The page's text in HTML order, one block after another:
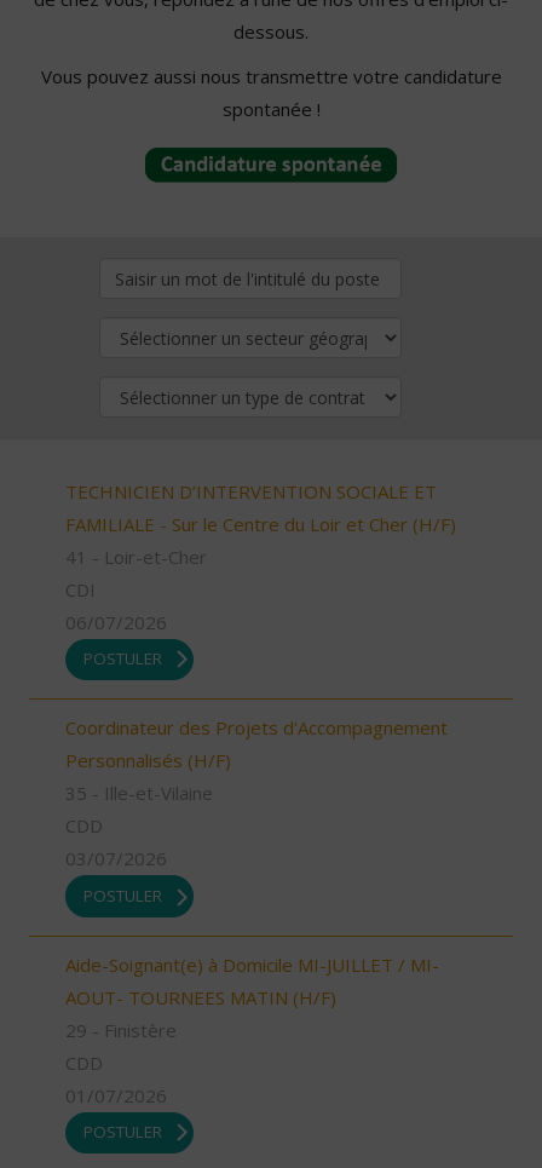
dessous.
Vous pouvez aussi nous transmettre votre candidature
spontanée !
TECHNICIEN D’INTERVENTION SOCIALE ET
FAMILIALE - Sur le Centre du Loir et Cher (H/F)
41 - Loir-et-Cher
CDI
06/07/2026
POSTULER
Coordinateur des Projets d'Accompagnement
Personnalisés (H/F)
35 - Ille-et-Vilaine
CDD
03/07/2026
POSTULER
Aide-Soignant(e) à Domicile MI-JUILLET / MI-
AOUT- TOURNEES MATIN (H/F)
29 - Finistère
CDD
01/07/2026
POSTULER